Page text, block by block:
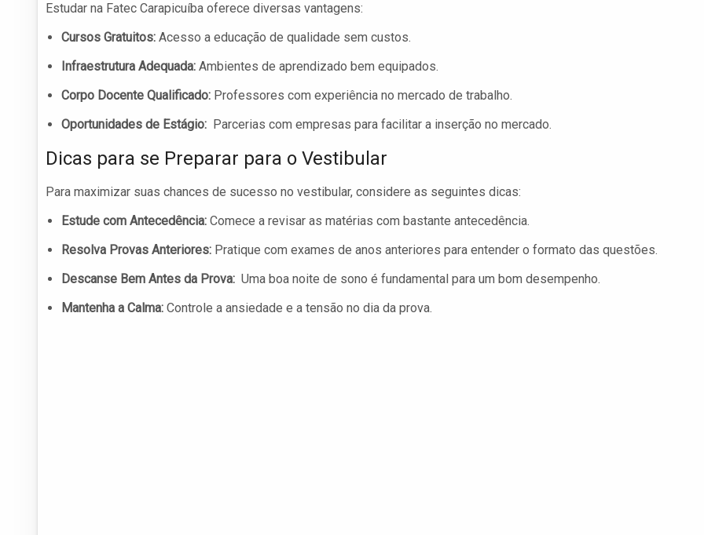
Estudar na Fatec Carapicuíba oferece diversas vantagens:
Cursos Gratuitos: Acesso a educação de qualidade sem custos.
Infraestrutura Adequada: Ambientes de aprendizado bem equipados.
Corpo Docente Qualificado: Professores com experiência no mercado de trabalho.
Oportunidades de Estágio: Parcerias com empresas para facilitar a inserção no mercado.
Dicas para se Preparar para o Vestibular
Para maximizar suas chances de sucesso no vestibular, considere as seguintes dicas:
Estude com Antecedência: Comece a revisar as matérias com bastante antecedência.
Resolva Provas Anteriores: Pratique com exames de anos anteriores para entender o formato das questões.
Descanse Bem Antes da Prova: Uma boa noite de sono é fundamental para um bom desempenho.
Mantenha a Calma: Controle a ansiedade e a tensão no dia da prova.